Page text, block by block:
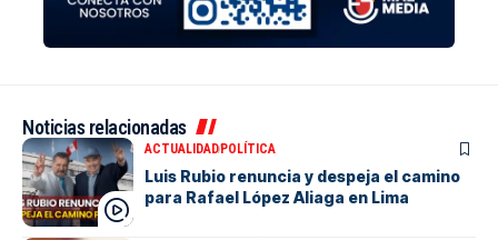
Noticias relacionadas
ACTUALIDADPOLÍTICA
Luis Rubio renuncia y despeja el camino
para Rafael López Aliaga en Lima